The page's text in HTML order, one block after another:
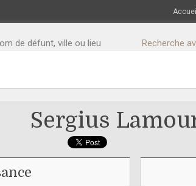
Accueil
de défunt, ville ou lieu Recherche
Sergius